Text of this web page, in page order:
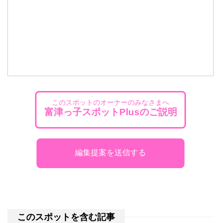
このスポットのオーナーのみなさまへ
富津っ子スポットPlusのご説明
このスポットを含む記事